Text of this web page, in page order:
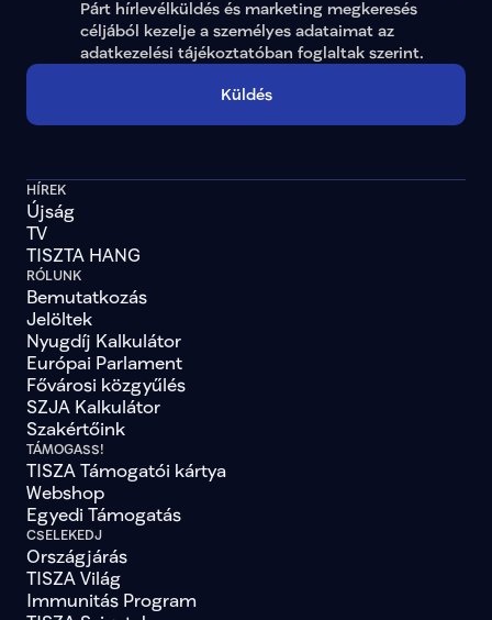
Párt hírlevélküldés és marketing megkeresés
adatkezelési tájékoztatóban foglaltak szerint.
Küldés
HÍREK
Újság
TV
TISZTA HANG
RÓLUNK
Bemutatkozás
Jelöltek
Nyugdíj Kalkulátor
Európai Parlament
Fővárosi közgyűlés
SZJA Kalkulátor
Szakértőink
TÁMOGASS!
TISZA Támogatói kártya
Webshop
Egyedi Támogatás
CSELEKEDJ
Országjárás
TISZA Világ
Immunitás Program